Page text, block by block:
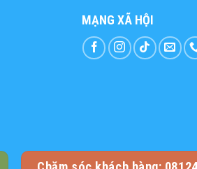
MẠNG XÃ HỘI